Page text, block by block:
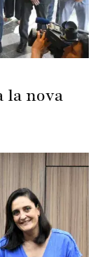
la nova